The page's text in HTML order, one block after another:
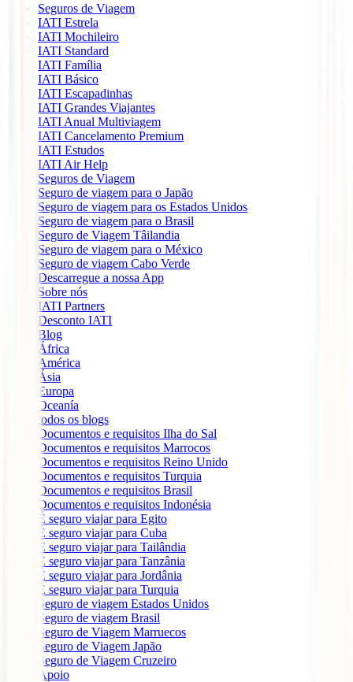
Seguros de Viagem
IATI Estrela
IATI Mochileiro
IATI Standard
IATI Família
IATI Básico
IATI Escapadinhas
IATI Grandes Viajantes
IATI Anual Multiviagem
IATI Cancelamento Premium
IATI Estudos
IATI Air Help
Seguros de Viagem
Seguro de viagem para o Japão
Seguro de viagem para os Estados Unidos
Seguro de viagem para o Brasil
Seguro de Viagem Tâilandia
Seguro de viagem para o México
Seguro de viagem Cabo Verde
Descarregue a nossa App
Sobre nós
IATI Partners
Desconto IATI
Blog
África
América
Ásia
Europa
Oceanía
todos os blogs
Documentos e requisitos Ilha do Sal
Documentos e requisitos Marrocos
Documentos e requisitos Reino Unido
Documentos e requisitos Turquia
Documentos e requisitos Brasil
Documentos e requisitos Indonésia
É seguro viajar para Egito
É seguro viajar para Cuba
É seguro viajar para Tailândia
É seguro viajar para Tanzânia
É seguro viajar para Jordânia
É seguro viajar para Turquia
Seguro de viagem Estados Unidos
Seguro de viagem Brasil
Seguro de Viagem Marruecos
Seguro de Viagem Japão
Seguro de Viagem Cruzeiro
Apoio